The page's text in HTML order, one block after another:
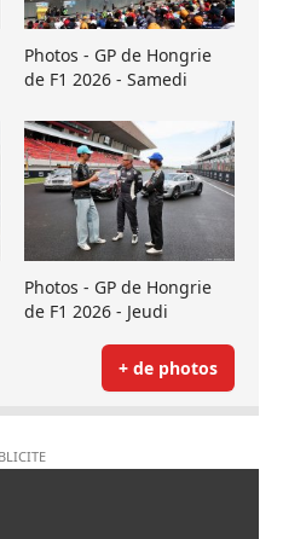
Photos - GP de Hongrie
de F1 2026 - Samedi
Photos - GP de Hongrie
de F1 2026 - Jeudi
+ de photos